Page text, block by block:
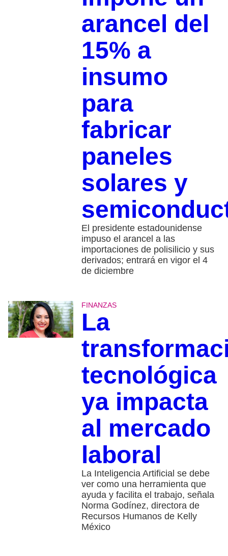
arancel del
15% a
insumo
para
fabricar
paneles
solares y
El presidente estadounidense
impuso el arancel a las
importaciones de polisilicio y sus
derivados; entrará en vigor el 4
de diciembre
FINANZAS
La
tecnológica
ya impacta
al mercado
laboral
La Inteligencia Artificial se debe
ver como una herramienta que
ayuda y facilita el trabajo, señala
Norma Godínez, directora de
Recursos Humanos de Kelly
México